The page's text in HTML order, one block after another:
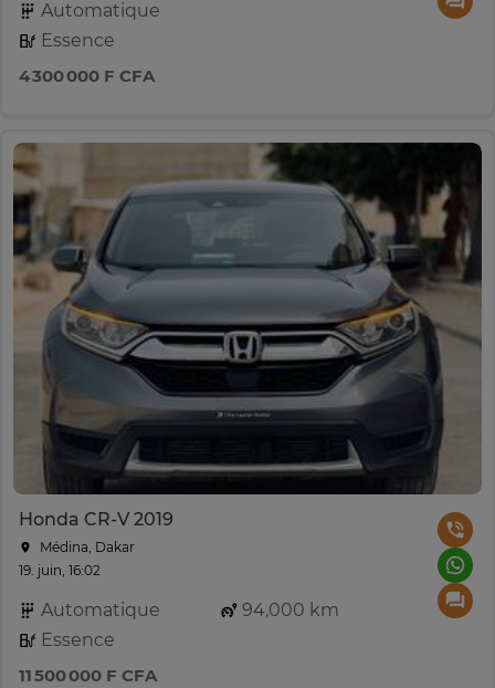
Automatique
Essence
4 300 000 F CFA
Honda CR-V 2019
Médina, Dakar
19. juin, 16:02
Automatique
94,000 km
Essence
11 500 000 F CFA